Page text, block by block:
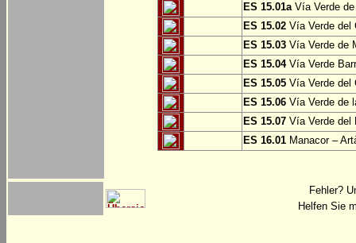
ES 15.01aVía Verde de
ES 15.02 Vía Verde del
ES 15.03 Vía Verde de
ES 15.04Vía Verde
ES 15.05 Vía Verde del
ES 15.06 Vía Verde de
ES 15.07 Vía Verde del
ES 16.01 Manacor –
Fehler?
Helfen Sie